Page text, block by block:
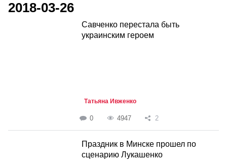
2018-03-26
Савченко перестала быть
украинским героем
Татьяна Ивженко
0 4947 2
Праздник в Минске прошел по
сценарию Лукашенко